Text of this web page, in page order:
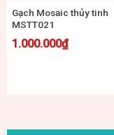
Gạch Mosaic thủy tinh
MST25034
435.000₫